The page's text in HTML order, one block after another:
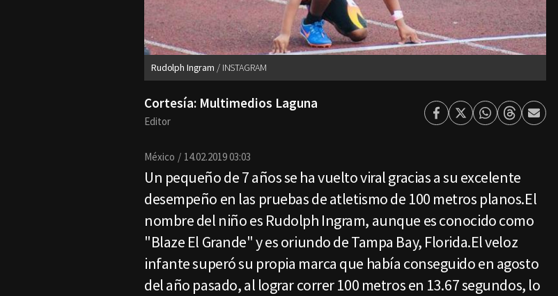
Rudolph Ingram INSTAGRAM
Cortesía: Multimedios Laguna
Editor Facebook
TwitterWhatsapp
ThreadsEnviar
México 14.02.2019 03:03
Un pequeño de 7 años se ha vuelto viral gracias a su excelente
desempeño en las pruebas de atletismo de 100 metros planos.El
nombre del niño es Rudolph Ingram, aunque es conocido como
"Blaze El Grande" y es oriundo de Tampa Bay, Florida.El veloz
infante superó su propia marca que había conseguido en agosto
del año pasado, al lograr correr 100 metros en 13.67 segundos, lo